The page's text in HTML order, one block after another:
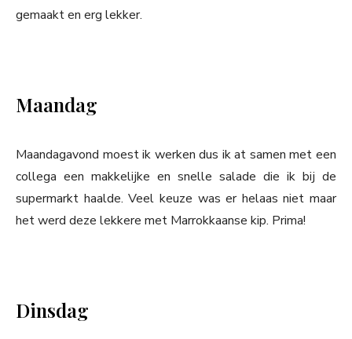
gemaakt en erg lekker.
Maandag
Maandagavond moest ik werken dus ik at samen met een
collega een makkelijke en snelle salade die ik bij de
supermarkt haalde. Veel keuze was er helaas niet maar
het werd deze lekkere met Marrokkaanse kip. Prima!
Dinsdag